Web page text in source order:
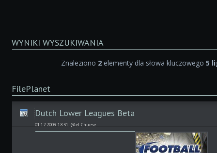
WYNIKI WYSZUKIWANIA
Znaleziono 2 elementy dla słowa kluczowego5
FilePlanet
Dutch Lower Leagues Beta
01.12.2009 18:31, @el Chuese